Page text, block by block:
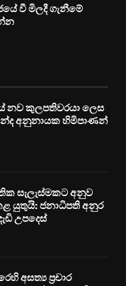
වී මිලදී ගැනීමේ
නව කුලපතිවරයා ලෙස
අනුනායක හිමිපාණන්
සැලැස්මකට අනුව
යුතුයි: ජනාධිපති අනුර
උපදෙස්
අසත්‍ය ප්‍රචාර